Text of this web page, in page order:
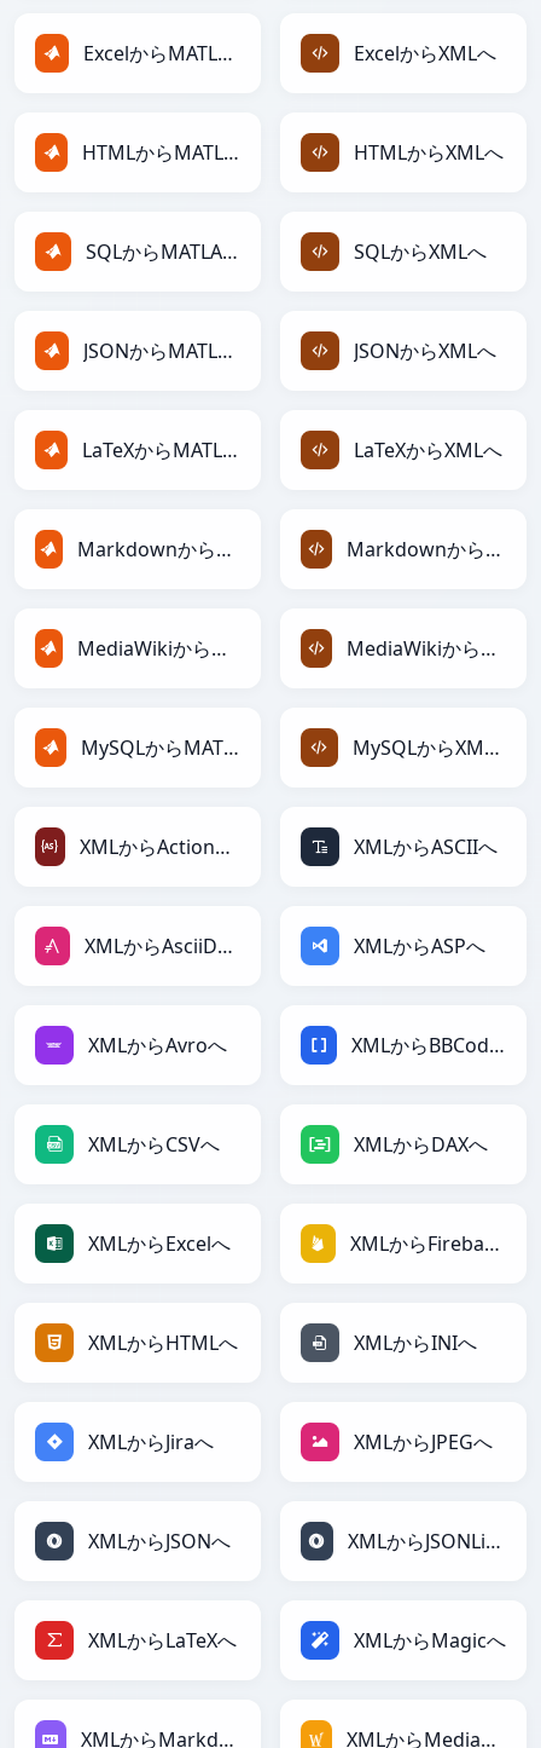
ExcelからMATLABへ ExcelからXMLへ
HTMLからMATLABへ HTMLからXMLへ
SQLからMATLABへ SQLからXMLへ
JSONからMATLABへ JSONからXMLへ
LaTeXからMATLABへ LaTeXからXMLへ
MarkdownからMATLABへ MarkdownからXMLへ
MediaWikiからMATLABへ MediaWikiからXMLへ
MySQLからMATLABへ MySQLからXMLへ
XMLからActionScriptへ XMLからASCIIへ
XMLからAsciiDocへ XMLからASPへ
XMLからAvroへ XMLからBBCodeへ
XMLからCSVへ XMLからDAXへ
XMLからExcelへ XMLからFirebaseへ
XMLからHTMLへ XMLからINIへ
XMLからJiraへ XMLからJPEGへ
XMLからJSONへ XMLからJSONLinesへ
XMLからLaTeXへ XMLからMagicへ
XMLからMarkdownへ XMLからMediaWikiへ